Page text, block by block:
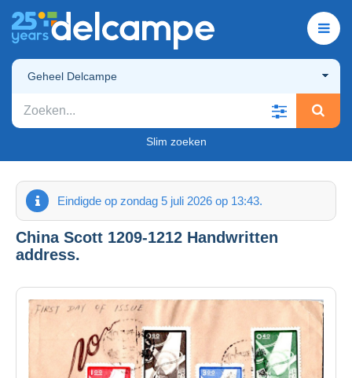
Geheel Delcampe
Slim zoeken
Eindigde op zondag 5 juli 2026 op 13:43.
China Scott 1209-1212 Handwritten
address.